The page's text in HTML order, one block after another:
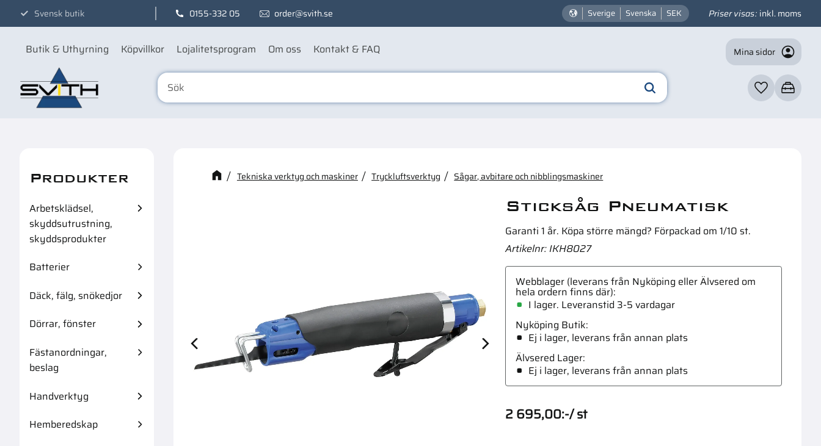
Svensk butik 0155-332 05 order@svith.se Sverige Svenska SEK Priser visas inkl. moms
Butik & Uthyrning Köpvillkor Lojalitetsprogram Om oss Kontakt & FAQ Mina sidor
Favoriter
Kundvagn
Kanske någon av dessa produkter kan intressera dig?
Blästringssoda 5Kg
Tekniska verktyg och maskiner Tryckluftsverktyg Sågar, avbitare och nibblingsmaskiner
Sticksåg Pneumatisk
Garanti 1 år. Köpa större mängd? Förpackad om 1/10 st.
Artikelnr IKH8027
2 695,00:-/st
Webblager (leverans från Nyköping eller Älvsered om
hela ordern finns där)
I lager. Leveranstid 3-5 vardagar
Nyköping Butik
Ej i lager, leverans från annan plats
Älvsered Lager
Ej i lager, leverans från annan plats
Produkter
Arbetsklädsel,
skyddsutrustning,
skyddsprodukter
Batterier
Däck, fälg, snökedjor
Dörrar, fönster
Fästanordningar,
beslag
Handverktyg
Hemberedskap